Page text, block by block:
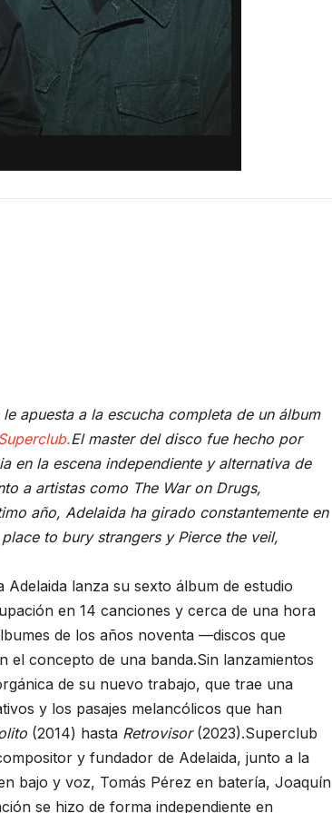
apuesta a la escucha completa de un álbum
El master del disco fue hecho por
en la escena independiente y alternativa de
a artistas como The War on Drugs,
año, Adelaida ha girado constantemente en
to bury strangers y Pierce the veil,
Adelaida lanza su sexto álbum de estudio
en 14 canciones y cerca de una hora
de los años noventa —discos que
el concepto de una banda.Sin lanzamientos
de su nuevo trabajo, que trae una
y los pasajes melancólicos que han
(2014) hasta Retrovisor (2023).Superclub
y fundador de Adelaida, junto a la
bajo y voz, Tomás Pérez en batería, Joaquín
se hizo de forma independiente en